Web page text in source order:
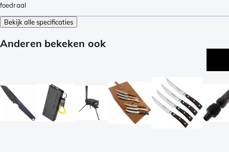
foedraal
Bekijk alle specificaties
Anderen bekeken ook